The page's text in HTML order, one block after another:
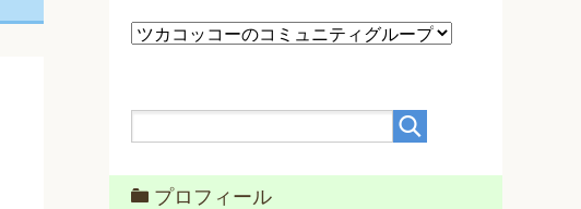
カ
プロフィール